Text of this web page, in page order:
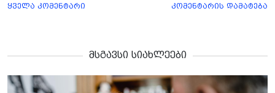
ყველა კომენტარი კომენტარის დამატება
მსგავსი სიახლეები